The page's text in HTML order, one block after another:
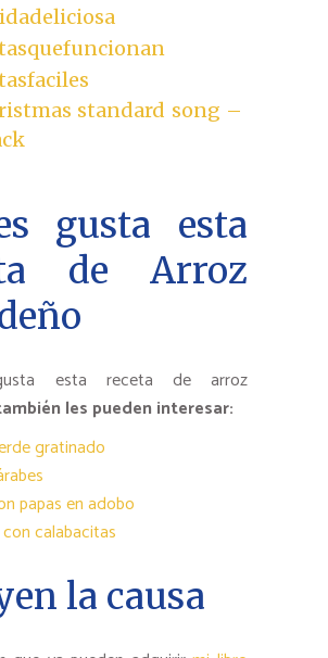
standard song –
gusta esta
de Arroz
esta receta de arroz
les pueden interesar:
gratinado
papas en adobo
calabacitas
la causa